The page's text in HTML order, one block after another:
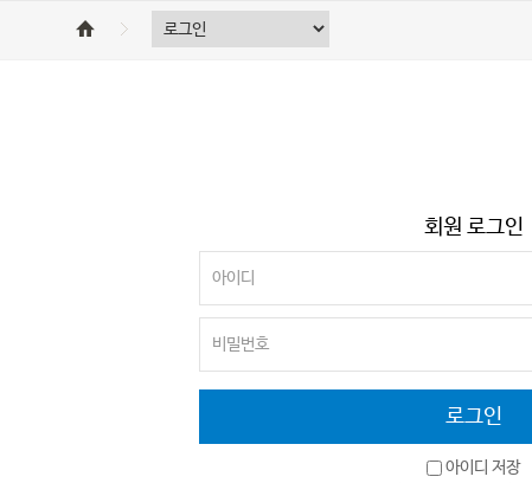
회원 로그인
아이디 저장